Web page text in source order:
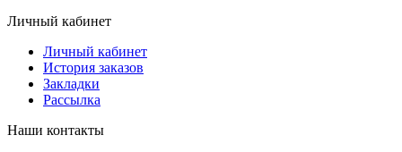
Личный кабинет
Личный кабинет
История заказов
Закладки
Рассылка
Наши контакты